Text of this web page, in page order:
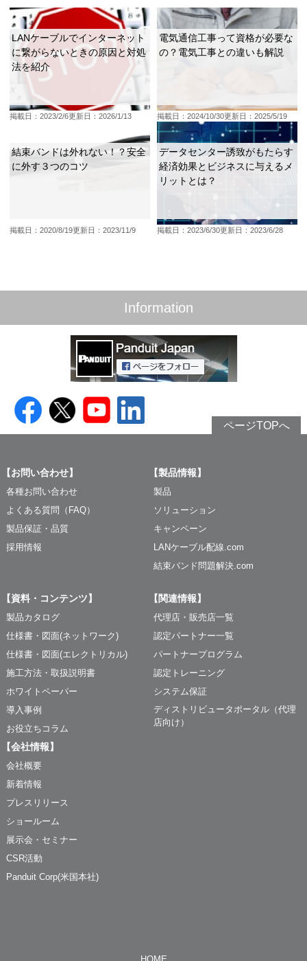
LANケーブルでインターネット
に繋がらないときの原因と対処
法を紹介
掲載日：2023/2/6更新日：2026/1/13
電気通信工事って資格が必要な
の？電気工事との違いも解説
掲載日：2024/10/30更新日：2025/5/19
結束バンドは外れない！？安全
に外す３つのコツ
掲載日：2020/8/19更新日：2023/11/9
データセンター誘致がもたらす
経済効果とビジネスに与えるメ
リットとは？
掲載日：2023/6/30更新日：2023/6/28
Information
ページTOPへ
【お問い合わせ】
各種お問い合わせ
よくある質問（FAQ）
製品保証・品質
採用情報
【製品情報】
製品
ソリューション
キャンペーン
LANケーブル配線.com
結束バンド問題解決.com
【資料・コンテンツ】
製品カタログ
仕様書・図面(ネットワーク)
仕様書・図面(エレクトリカル)
施工方法・取扱説明書
ホワイトペーパー
導入事例
お役立ちコラム
【関連情報】
代理店・販売店一覧
認定パートナー一覧
パートナープログラム
認定トレーニング
システム保証
ディストリビュータポータル（代理
店向け）
【会社情報】
会社概要
新着情報
プレスリリース
ショールーム
展示会・セミナー
CSR活動
Panduit Corp(米国本社)